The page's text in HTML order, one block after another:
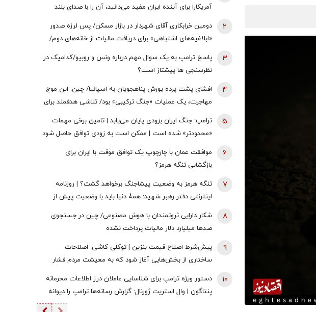
آمریکارا برای آینده ایران مفید می‌دانید، آن را با صدای بلند
دومین خرابکاری آقای شهردار در بازار مسکن/ پس لرزه صدور
«ابلاغیه‌های اشتباهی» برای دریافت مالیات از خانه‌‌های دوم/
2
پاسخ ترامپ به یک سوال مهم درباره ونس و روبیو/کدامیک در
نظرسنجی ها پیشتاز است؟
3
افشای پشت پرده یورش پناهجویان به اسپانیا/ چین: این موج
مهاجرت، یک عملیات «جنگ ترکیبی» بود/ تلاشی هدفمند برای
اعمال فشار بر دولت «پدرو سانچز»
4
ترامپ: جنگ ایران بزودی پایان می‌یابد | تامین برخی مهمات
«محدودتر» شده است | ممکن است به زودی توافق حاصل شود
5
موافقت عمان با چارچوپ یک توافق موقت با ایران برای
بازگشایی تنگه هرمز؟
6
تنگه هرمز به وضعیت پیشاجنگ برخواهد گشت؟ | روزنامه
اینترنتی دفتر رهبر شهید: همۀ دنیا باید با وضعیت پیش از
7
شکار دارایی ثروتمندان با هوش مصنوعی/ چین در جستجوی
صدها میلیارد دلار مالیات پرداخت نشده
8
پیش‌شرط اصلاح قیمت بنزین | توکلی کاشی: اصلاحات
ساختاری از بخش‌هایی آغاز شود که به معیشت مردم فشار
9
دستور ویژه ترامپ برای شناسایی عاملان درز اطلاعات محرمانه
پنتاگون | وال استریت ژورنال: گزارش رسانه‌ها ترامپ را دیوانه
10